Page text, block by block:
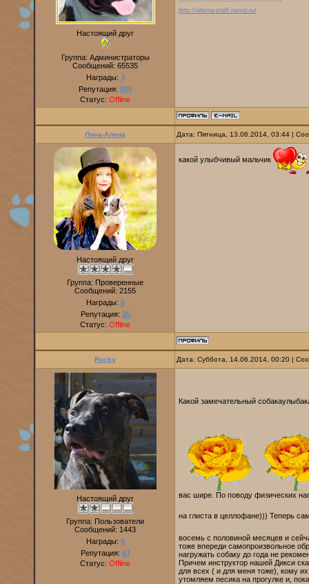
Настоящий друг
Группа: Администраторы
Сообщений: 65535
Награды: 3
Репутация: 890
Статус: Offline
http://alterra-staff.narod.ru/
Лина-Алина Дата: Пятница, 13.06.2014, 03:44 |
Настоящий друг
Группа: Проверенные
Сообщений: 2155
Награды: 0
Репутация: 25
Статус: Offline
какой улыбчивый мальчик
Rocky Дата: Суббота, 14.06.2014, 00:20 |
Настоящий друг
Группа: Пользователи
Сообщений: 1443
Награды: 0
Репутация: 67
Статус: Offline
Какой замечательный
вас шире. По поводу физических
на глиста в целлофане))) Теперь
восемь с половиной месяцев и
тоже впереди самопроизвольное
нагружать собаку до года не
Причем инструктор нашей Дикси
для всех ( и для меня тоже), кому
утомляем песика на прогулке и,